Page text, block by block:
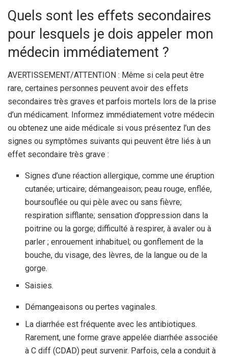
Quels sont les effets secondaires
pour lesquels je dois appeler mon
médecin immédiatement ?
AVERTISSEMENT/ATTENTION : Même si cela peut être
rare, certaines personnes peuvent avoir des effets
secondaires très graves et parfois mortels lors de la prise
d’un médicament. Informez immédiatement votre médecin
ou obtenez une aide médicale si vous présentez l’un des
signes ou symptômes suivants qui peuvent être liés à un
effet secondaire très grave :
Signes d’une réaction allergique, comme une éruption
cutanée; urticaire; démangeaison; peau rouge, enflée,
boursouflée ou qui pèle avec ou sans fièvre;
respiration sifflante; sensation d’oppression dans la
poitrine ou la gorge; difficulté à respirer, à avaler ou à
parler ; enrouement inhabituel; ou gonflement de la
bouche, du visage, des lèvres, de la langue ou de la
gorge.
Saisies.
Démangeaisons ou pertes vaginales.
La diarrhée est fréquente avec les antibiotiques.
Rarement, une forme grave appelée diarrhée associée
à C diff (CDAD) peut survenir. Parfois, cela a conduit à